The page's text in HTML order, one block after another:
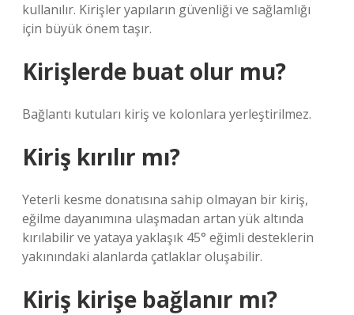
kullanılır. Kirişler yapıların güvenliği ve sağlamlığı
için büyük önem taşır.
Kirişlerde buat olur mu?
Bağlantı kutuları kiriş ve kolonlara yerleştirilmez.
Kiriş kırılır mı?
Yeterli kesme donatısına sahip olmayan bir kiriş,
eğilme dayanımına ulaşmadan artan yük altında
kırılabilir ve yataya yaklaşık 45° eğimli desteklerin
yakınındaki alanlarda çatlaklar oluşabilir.
Kiriş kirişe bağlanır mı?